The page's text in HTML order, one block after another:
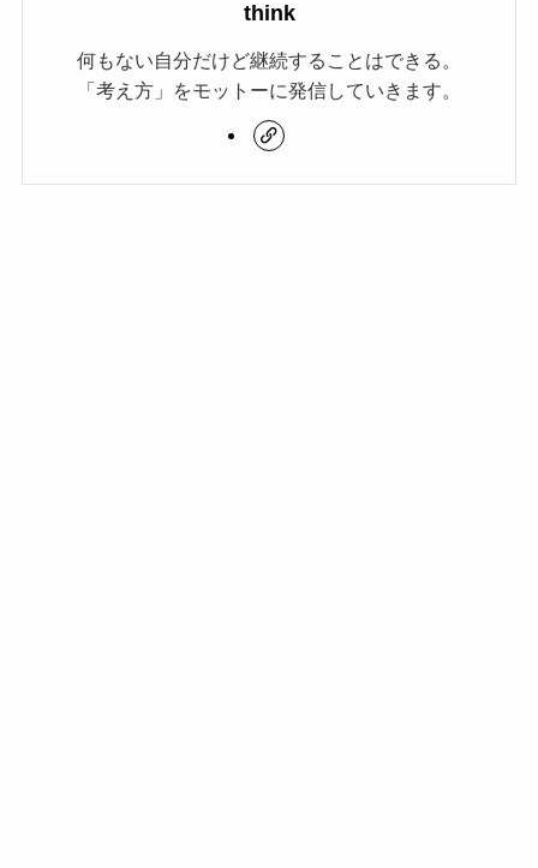
think
何もない自分だけど継続することはできる。
「考え方」をモットーに発信していきます。